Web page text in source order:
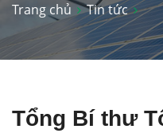
Trang chủ Tin tức
Tổng Bí thư